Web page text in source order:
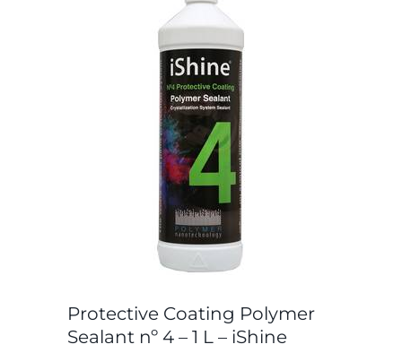
Protective Coating Polymer
Sealant nº 4 – 1 L – iShine